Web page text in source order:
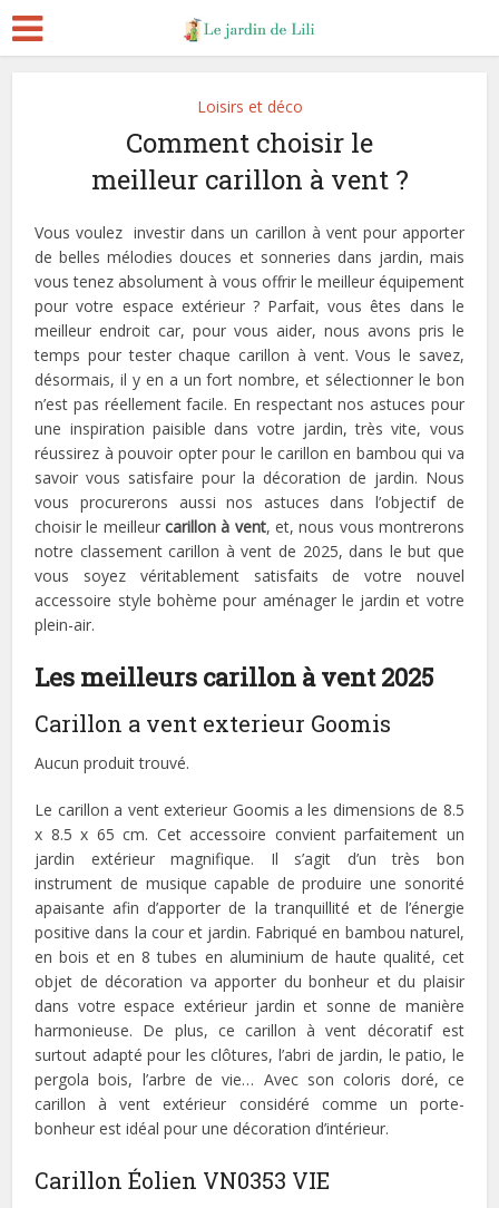
Loisirs et déco
Comment choisir le
meilleur carillon à vent ?
Vous voulez investir dans un carillon à vent pour apporter
de belles mélodies douces et sonneries dans jardin, mais
vous tenez absolument à vous offrir le meilleur équipement
pour votre espace extérieur ? Parfait, vous êtes dans le
meilleur endroit car, pour vous aider, nous avons pris le
temps pour tester chaque carillon à vent. Vous le savez,
désormais, il y en a un fort nombre, et sélectionner le bon
n’est pas réellement facile. En respectant nos astuces pour
une inspiration paisible dans votre jardin, très vite, vous
réussirez à pouvoir opter pour le carillon en bambou qui va
savoir vous satisfaire pour la décoration de jardin. Nous
vous procurerons aussi nos astuces dans l’objectif de
choisir le meilleurcarillon à vent, et, nous vous montrerons
notre classement carillon à vent de 2025, dans le but que
vous soyez véritablement satisfaits de votre nouvel
accessoire style bohème pour aménager le jardin et votre
plein-air.
Les meilleurs carillon à vent 2025
Carillon a vent exterieur Goomis
Aucun produit trouvé.
Le carillon a vent exterieur Goomis a les dimensions de 8.5
x 8.5 x 65 cm. Cet accessoire convient parfaitement un
jardin extérieur magnifique. Il s’agit d’un très bon
instrument de musique capable de produire une sonorité
apaisante afin d’apporter de la tranquillité et de l’énergie
positive dans la cour et jardin. Fabriqué en bambou naturel,
en bois et en 8 tubes en aluminium de haute qualité, cet
objet de décoration va apporter du bonheur et du plaisir
dans votre espace extérieur jardin et sonne de manière
harmonieuse. De plus, ce carillon à vent décoratif est
surtout adapté pour les clôtures, l’abri de jardin, le patio, le
pergola bois, l’arbre de vie… Avec son coloris doré, ce
carillon à vent extérieur considéré comme un porte-
bonheur est idéal pour une décoration d’intérieur.
Carillon Éolien VN0353 VIE